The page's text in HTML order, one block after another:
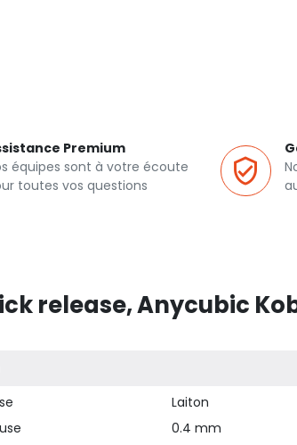
Premium
équipes sont à votre écoute
toutes vos questions
release, Anycubic
Laiton
0.4 mm